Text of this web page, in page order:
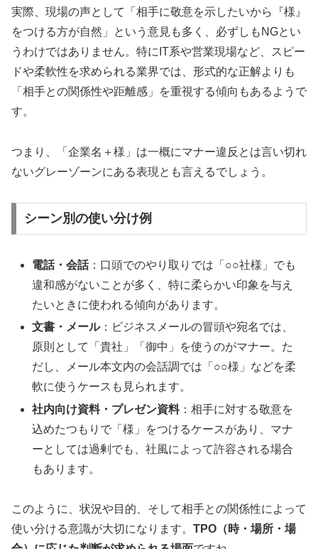
実際、現場の声として「相手に敬意を示したいから『様』
をつける方が自然」という意見も多く、必ずしもNGとい
うわけではありません。特にIT系や営業現場など、スピー
ドや柔軟性を求められる業界では、形式的な正解よりも
「相手との関係性や距離感」を重視する傾向もあるようで
す。
つまり、「企業名＋様」は一概にマナー違反とは言い切れ
ないグレーゾーンにある表現とも言えるでしょう。
シーン別の使い分け例
電話・会話：口頭でのやり取りでは「○○社様」でも
違和感がないことが多く、特に柔らかい印象を与え
たいときに使われる傾向があります。
文書・メール：ビジネスメールの冒頭や宛名では、
原則として「貴社」「御中」を使うのがマナー。た
だし、メール本文内の会話調では「○○様」などを柔
軟に使うケースも見られます。
社内向け資料・プレゼン資料：相手に対する敬意を
込めたつもりで「様」をつけるケースがあり、マナ
ーとしては過剰でも、社風によって許容される場合
もあります。
このように、状況や目的、そして相手との関係性によって
使い分ける意識が大切になります。 TPO（時・場所・場